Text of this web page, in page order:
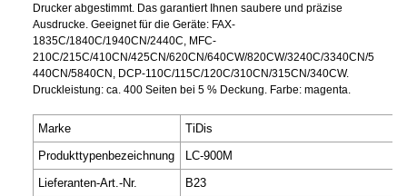
Drucker abgestimmt. Das garantiert Ihnen saubere und präzise
Ausdrucke. Geeignet für die Geräte: FAX-
1835C/1840C/1940CN/2440C, MFC-
210C/215C/410CN/425CN/620CN/640CW/820CW/3240C/3340CN/5
440CN/5840CN, DCP-110C/115C/120C/310CN/315CN/340CW.
Druckleistung: ca. 400 Seiten bei 5 % Deckung. Farbe: magenta.
Marke
TiDis
Produkttypenbezeichnung
LC-900M
Lieferanten-Art.-Nr.
B23